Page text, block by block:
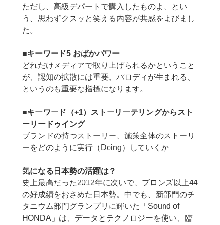
ただし、高級デパートで購入したものよ、とい
う、思わずクスッと笑える内容が共感をよびまし
た。
■キーワード5 おばかパワー
どれだけメディアで取り上げられるかということ
が、認知の拡散には重要。パロディが生まれる、
というのも重要な指標になります。
■キーワード（+1）ストーリーテリングからスト
ーリードゥイング
ブランドの持つストーリー、施策全体のストーリ
ーをどのように実行（Doing）していくか
気になる日本勢の活躍は？
史上最高だった2012年に次いで、ブロンズ以上44
の好成績をおさめた日本勢。中でも、新部門のチ
タニウム部門グランプリに輝いた「Sound of
HONDA」は、データとテクノロジーを使い、臨